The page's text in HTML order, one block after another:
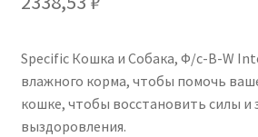
Specific Кошка и Собака, Ф/с-В-W
влажного корма, чтобы помочь
кошке, чтобы восстановить силы и
выздоровления.